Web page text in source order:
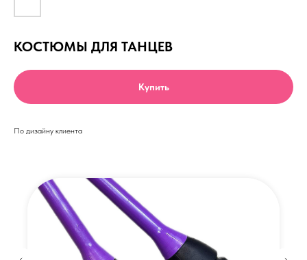
КОСТЮМЫ ДЛЯ ТАНЦЕВ
Купить
По дизайну клиента